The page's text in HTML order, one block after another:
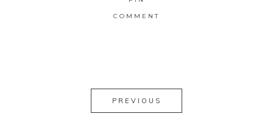
COMMENT
PREVIOUS